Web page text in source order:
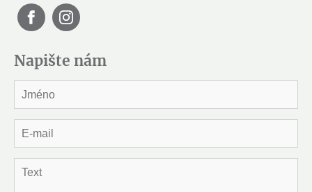
Napište nám
m
é
n
m
a